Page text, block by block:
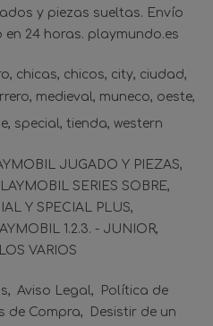
y piezas sueltas. Envío
24 horas. playmundo.es
chicas chicos city ciudad
medieval muneco oeste
special tienda western
JUGADO Y PIEZAS
SERIES SOBRE
Y SPECIAL PLUS
1.2.3. - JUNIOR
VARIOS
Aviso Legal
Política de
de Compra
Desistir de un